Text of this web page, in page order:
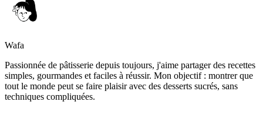
Wafa
Passionnée de pâtisserie depuis toujours, j'aime partager des recettes
simples, gourmandes et faciles à réussir. Mon objectif : montrer que
tout le monde peut se faire plaisir avec des desserts sucrés, sans
techniques compliquées.